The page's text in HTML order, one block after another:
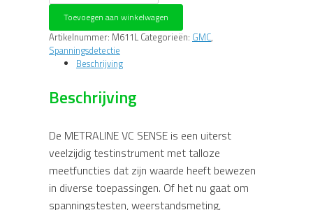
Sense
Stroom-
Spanningstester
aantal
Toevoegen aan winkelwagen
Artikelnummer: M611L Categorieën: GMC,
Spanningsdetectie
Beschrijving
Beschrijving
De METRALINE VC SENSE is een uiterst
veelzijdig testinstrument met talloze
meetfuncties dat zijn waarde heeft bewezen
in diverse toepassingen. Of het nu gaat om
spanningstesten, weerstandsmeting,